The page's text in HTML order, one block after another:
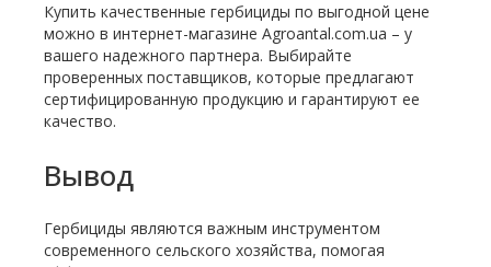
Купить качественные гербициды по выгодной цене
можно в интернет-магазине Agroantal.com.ua – у
вашего надежного партнера. Выбирайте
проверенных поставщиков, которые предлагают
сертифицированную продукцию и гарантируют ее
качество.
Вывод
Гербициды являются важным инструментом
современного сельского хозяйства, помогая